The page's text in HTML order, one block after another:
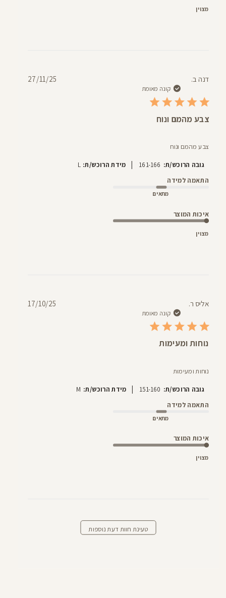
מצוין
דנה ב.
קונה מאומת
צבע מהמם ונוח
צבע מהמם ונוח
גובה הרוכש/ת: 161-166
| מידת הרוכש/ת: L
התאמה למידה
מתאים
איכות המוצר
מצוין
27/11/25
אליס ר.
קונה מאומת
נוחות ומעימות
נוחות ומעימות
גובה הרוכש/ת: 151-160
| מידת הרוכש/ת: M
התאמה למידה
מתאים
איכות המוצר
מצוין
17/10/25
טעינת חוות דעת נוספות